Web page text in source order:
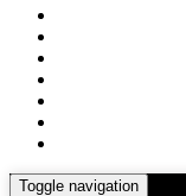
Toggle navigation